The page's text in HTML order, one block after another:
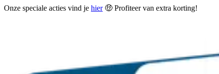
Onze speciale acties vind je hier🤑 Profiteer van extra korting!